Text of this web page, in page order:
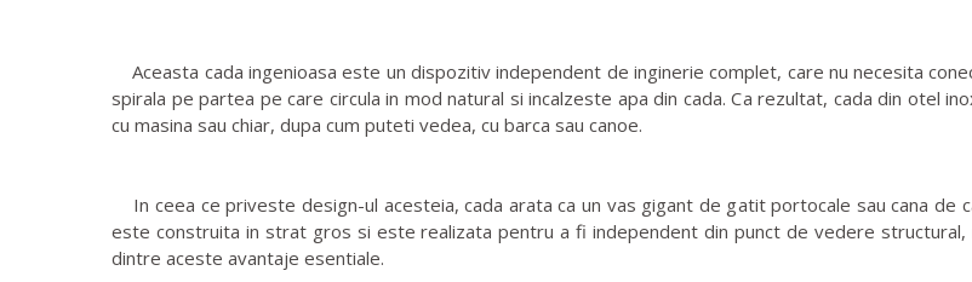
Aceasta cada ingenioasa este un dispozitiv independent de inginerie complet, care nu necesita
spirala pe partea pe care circula in mod natural si incalzeste apa din cada. Ca rezultat, cada din otel
cu masina sau chiar, dupa cum puteti vedea, cu barca sau canoe.
In ceea ce priveste design-ul acesteia, cada arata ca un vas gigant de gatit portocale sau cana de
este construita in strat gros si este realizata pentru a fi independent din punct de vedere
dintre aceste avantaje esentiale.